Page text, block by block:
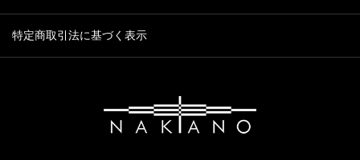
特定商取引法に基づく表示